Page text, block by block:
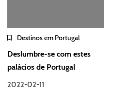
Destinos em Portugal
Deslumbre-se com estes
palácios de Portugal
2022-02-11